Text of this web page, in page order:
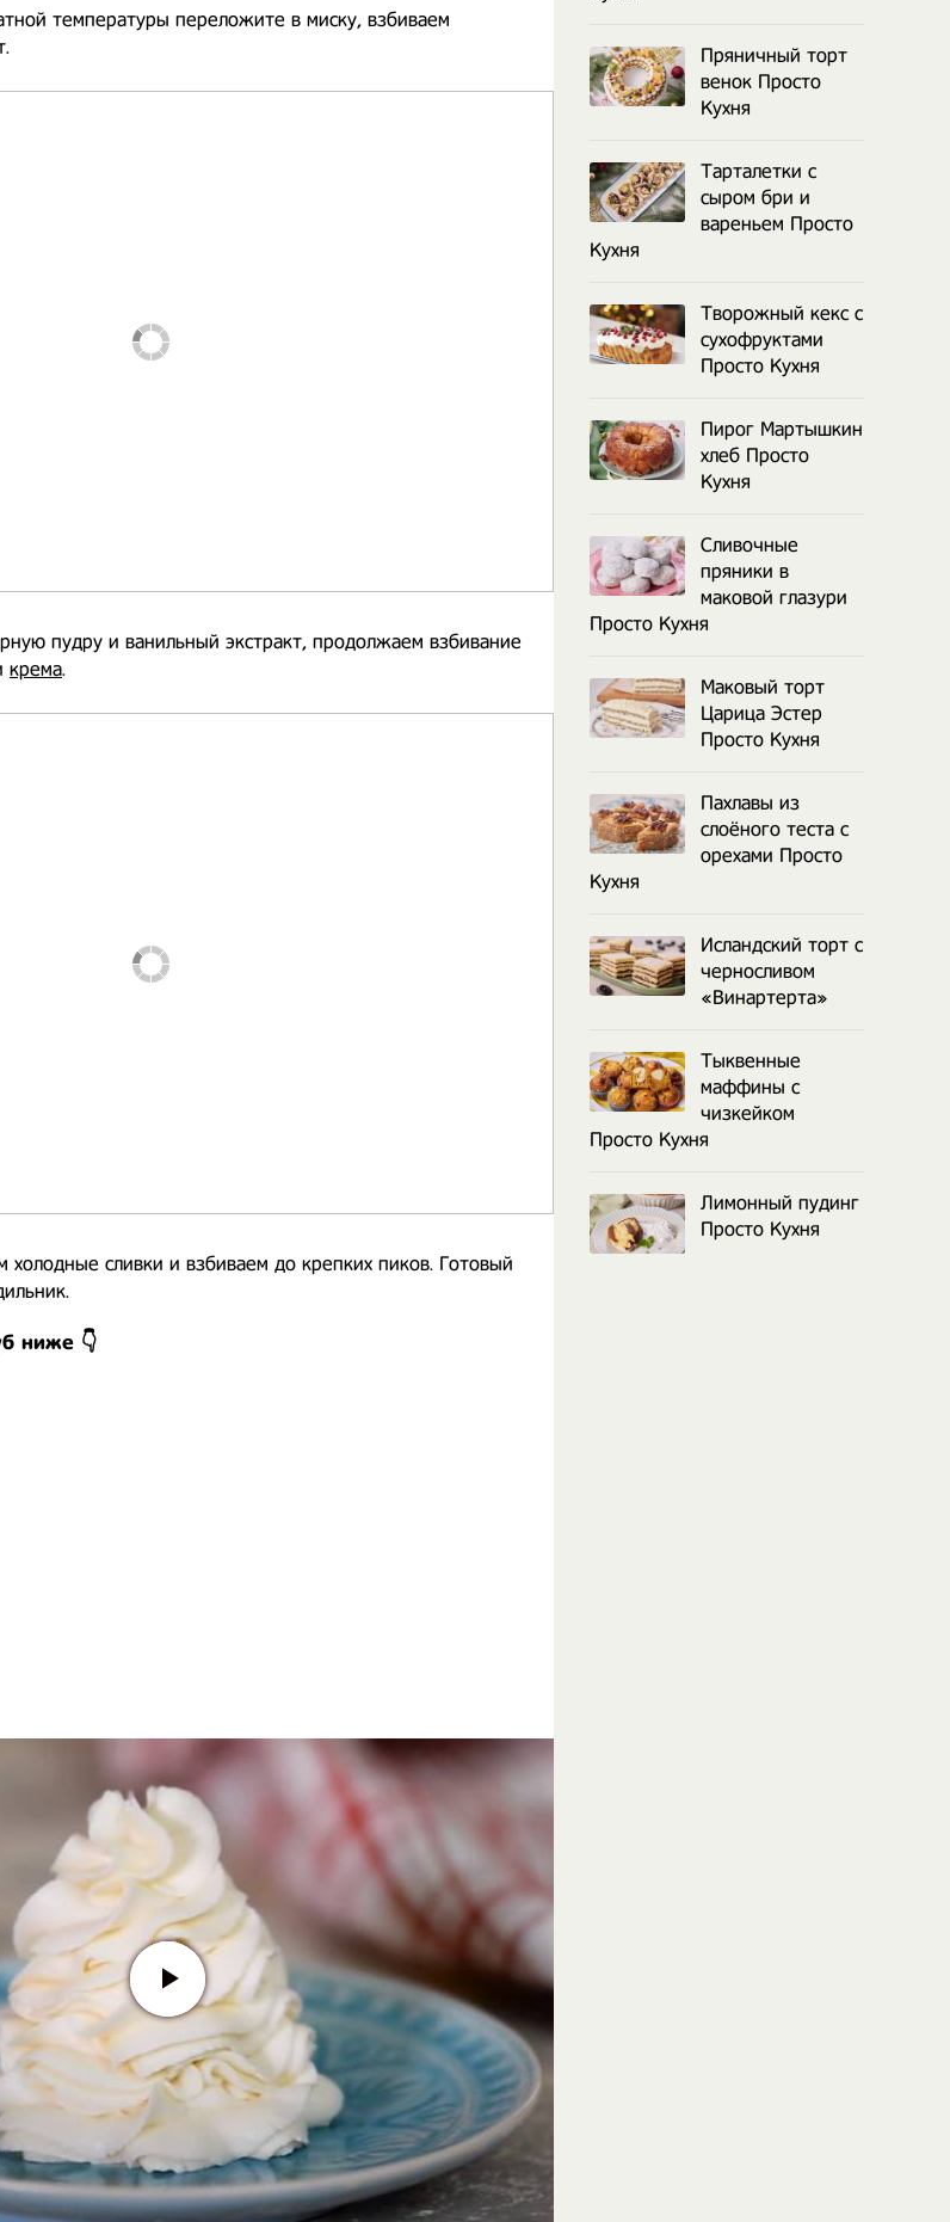
температуры переложите в миску, взбиваем
пудру и ванильный экстракт, продолжаем взбивание
крема.
холодные сливки и взбиваем до крепких пиков. Готовый
ниже 👇
Пряничный торт
венок Просто
Кухня
Тарталетки с
сыром бри и
вареньем Просто
Кухня
Творожный кекс с
сухофруктами
Просто Кухня
Пирог Мартышкин
хлеб Просто
Кухня
Сливочные
пряники в
маковой глазури
Просто Кухня
Маковый торт
Царица Эстер
Просто Кухня
Пахлавы из
слоёного теста с
орехами Просто
Кухня
Исландский торт с
черносливом
«Винартерта»
Тыквенные
маффины с
чизкейком
Просто Кухня
Лимонный пудинг
Просто Кухня